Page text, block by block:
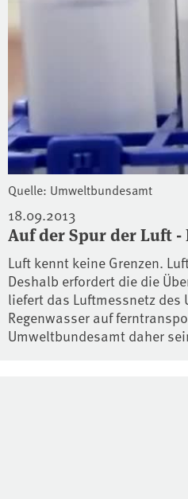
Quelle: Umweltbundesamt
18.09.2013
Auf der Spur der Luft -
Luft kennt keine Grenzen.
Deshalb erfordert die die
liefert das Luftmessnetz
Regenwasser auf
Umweltbundesamt daher